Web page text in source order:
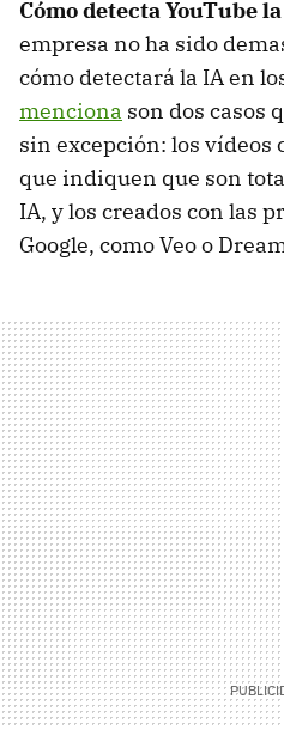
Cómo detecta YouTube
empresa no ha sido
cómo detectará la IA en
menciona son dos casos
sin excepción: los vídeos
que indiquen que son
IA, y los creados con las
Google, como Veo o